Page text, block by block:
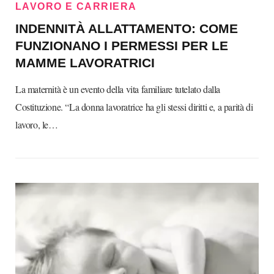
LAVORO E CARRIERA
INDENNITÀ ALLATTAMENTO: COME
FUNZIONANO I PERMESSI PER LE
MAMME LAVORATRICI
La maternità è un evento della vita familiare tutelato dalla
Costituzione. “La donna lavoratrice ha gli stessi diritti e, a parità di
lavoro, le…